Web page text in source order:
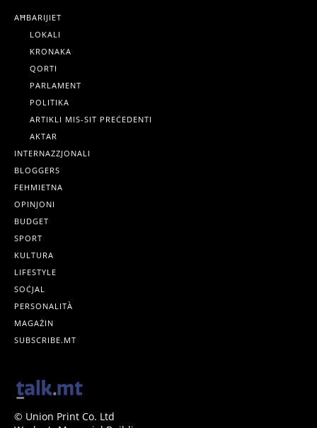
AĦBARIJIET
LOKALI
KRONAKA
QORTI
PARLAMENT
POLITIKA
ARTIKLI MIS-SIT PREĊEDENTI
AKTAR
INTERNAZZJONALI
BLOGGERS
FEHMIETNA
OPINJONI
BUDGET
SPORT
KULTURA
LIFESTYLE
SOĊJAL
PERSONALITÀ
MAGAŻIN
SUBSCRIBE.MT
© Union Print Co. Ltd